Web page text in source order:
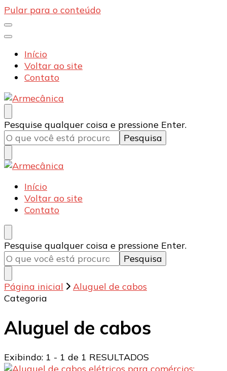
Pular para o conteúdo
Início
Voltar ao site
Contato
Armecânica
Blog
Procurando
algo?
Pesquise qualquer coisa e pressione Enter.
Armecânica
Blog
Início
Voltar ao site
Contato
Procurando
algo?
Pesquise qualquer coisa e pressione Enter.
Página inicial
Aluguel de cabos
Categoria
Aluguel de cabos
Exibindo: 1 - 1 de 1 RESULTADOS